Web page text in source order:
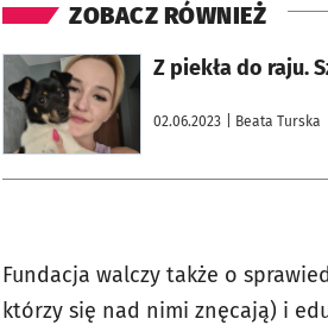
ZOBACZ RÓWNIEŻ
Z
02.06.2023 | Beata Turska
otworzy się w nowej karcie
Fundacja walczy także o
którzy się nad nimi znęcają) i